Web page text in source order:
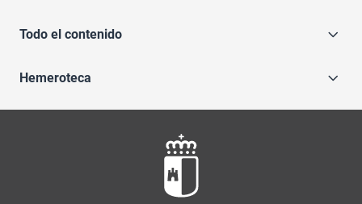
Todo el contenido
Hemeroteca